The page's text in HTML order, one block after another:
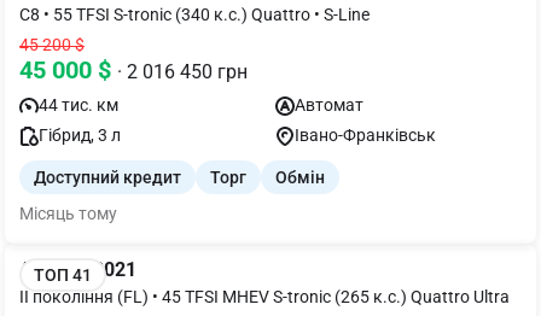
C8 • 55 TFSI S-tronic (340 к.с.) Quattro • S-Line
45 200 $
45 000 $ · 2 016 450 грн
44 тис. км
Автомат
Гібрид, 3 л
Івано-Франківськ
Доступний кредит Торг
Обмін
Місяць тому
ТОП 41
Audi Q5 2021
II покоління (FL) • 45 TFSI MHEV S-tronic (265 к.с.) Quattro Ultra